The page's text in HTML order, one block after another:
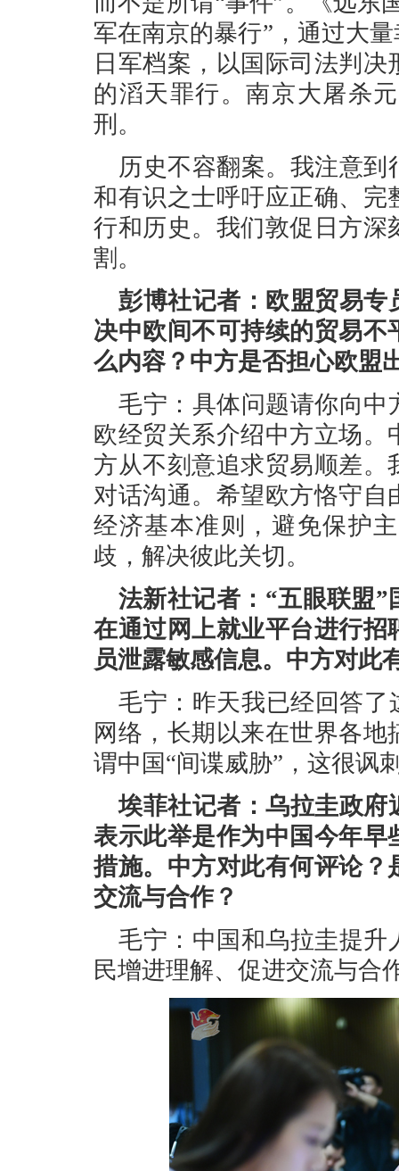
军在南京的暴行”，通过大
日军档案，以国际司法判
的滔天罪行。南京大屠杀
刑。
历史不容翻案。我注意
和有识之士呼吁应正确、
行和历史。我们敦促日方
割。
彭博社记者：欧盟贸易专
决中欧间不可持续的贸易
么内容？中方是否担心欧盟
毛宁：具体问题请你向中
欧经贸关系介绍中方立场
方从不刻意追求贸易顺差
对话沟通。希望欧方恪守
经济基本准则，避免保护
歧，解决彼此关切。
法新社记者：“五眼联盟
在通过网上就业平台进行
员泄露敏感信息。中方对此
毛宁：昨天我已经回答了
网络，长期以来在世界各
谓中国“间谍威胁”，这很讽
埃菲社记者：乌拉圭政府
表示此举是作为中国今年
措施。中方对此有何评论
交流与合作？
毛宁：中国和乌拉圭提升
民增进理解、促进交流与合